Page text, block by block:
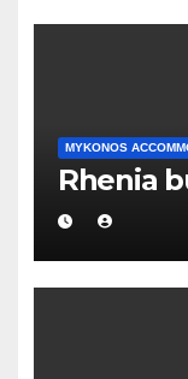
MYKONOS
Rhenia